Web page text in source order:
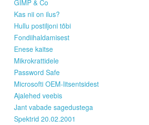
GIMP & Co
Kas nii on ilus?
Hullu postiljoni tõbi
Fondiihaldamisest
Enese kaitse
Mikrokrattidele
Password Safe
Microsofti OEM-litsentsidest
Ajalehed veebis
Jant vabade sagedustega
Spektrid 20.02.2001